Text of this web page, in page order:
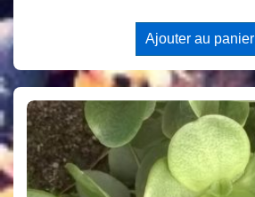
Ajouter au panier